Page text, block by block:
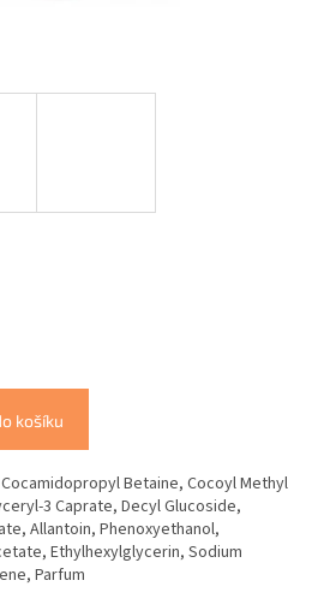
košíku
Betaine, Cocoyl Methyl
3 Caprate, Decyl Glucoside,
Allantoin, Phenoxyethanol,
Ethylhexylglycerin, Sodium
Parfum